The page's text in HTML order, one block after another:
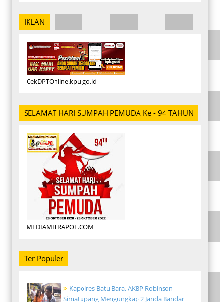
IKLAN
CekDPTOnline.kpu.go.id
SELAMAT HARI SUMPAH PEMUDA Ke - 94 TAHUN
MEDIAMITRAPOL.COM
Ter Populer
Kapolres Batu Bara, AKBP Robinson
Simatupang Mengungkap 2 Janda Bandar